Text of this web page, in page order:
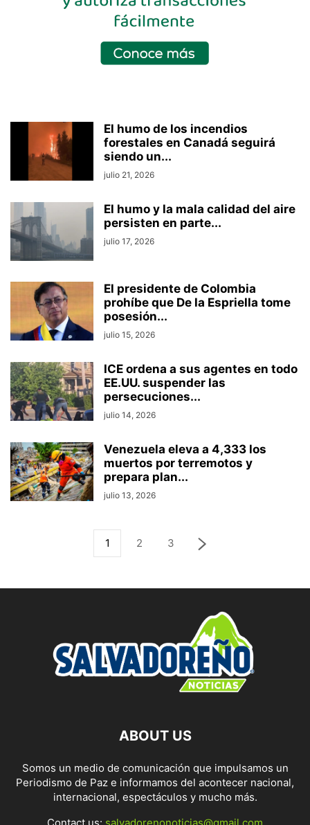
El humo de los incendios
forestales en Canadá seguirá
siendo un...
julio 21, 2026
El humo y la mala calidad del aire
persisten en parte...
julio 17, 2026
El presidente de Colombia
prohíbe que De la Espriella tome
posesión...
julio 15, 2026
ICE ordena a sus agentes en todo
EE.UU. suspender las
persecuciones...
julio 14, 2026
Venezuela eleva a 4,333 los
muertos por terremotos y
prepara plan...
julio 13, 2026
1 2 3
ABOUT US
Somos un medio de comunicación que impulsamos un
Periodismo de Paz e informamos del acontecer nacional,
internacional, espectáculos y mucho más.